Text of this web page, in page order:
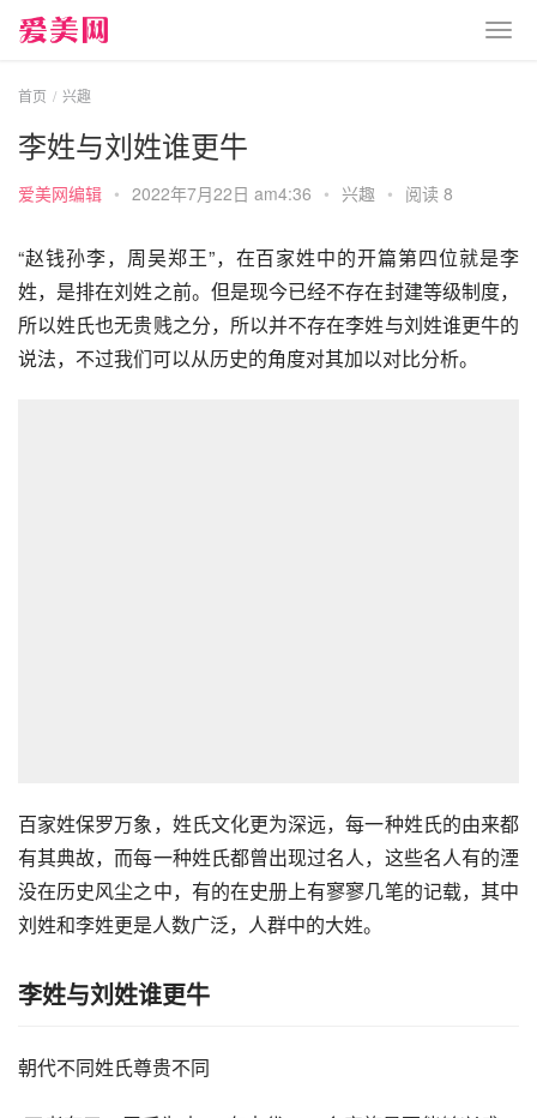
首页 兴趣
李姓与刘姓谁更牛
爱美网编辑 • 2022年7月22日 am4:36 • 兴趣 • 阅读 8
“赵钱孙李，周吴郑王”，在百家姓中的开篇第四位就是李
姓，是排在刘姓之前。但是现今已经不存在封建等级制度，
所以姓氏也无贵贱之分，所以并不存在李姓与刘姓谁更牛的
说法，不过我们可以从历史的角度对其加以对比分析。
百家姓保罗万象，姓氏文化更为深远，每一种姓氏的由来都
有其典故，而每一种姓氏都曾出现过名人，这些名人有的湮
没在历史风尘之中，有的在史册上有寥寥几笔的记载，其中
刘姓和李姓更是人数广泛，人群中的大姓。
李姓与刘姓谁更牛
朝代不同姓氏尊贵不同